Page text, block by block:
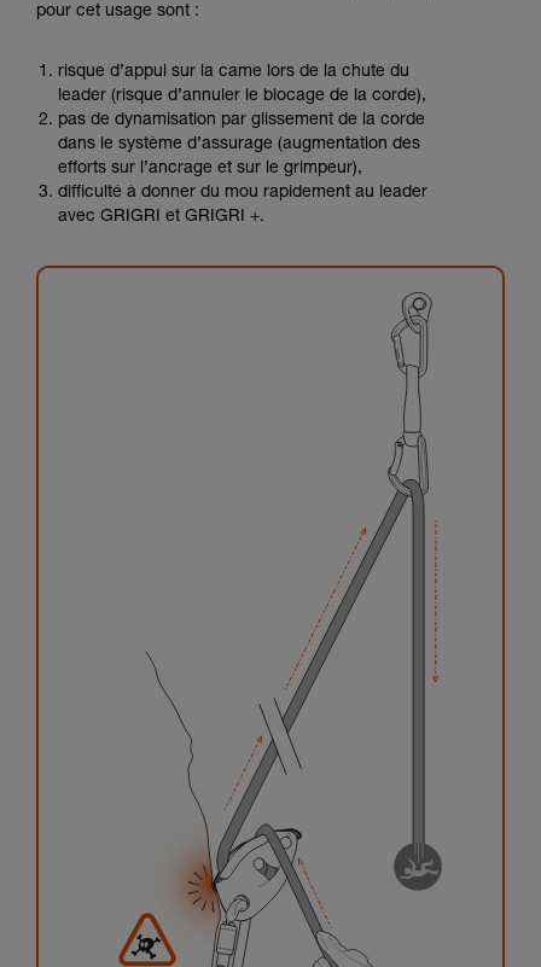
pour cet usage sont :
risque d’appui sur la came lors de la chute du
leader (risque d’annuler le blocage de la corde),
pas de dynamisation par glissement de la corde
dans le système d’assurage (augmentation des
efforts sur l’ancrage et sur le grimpeur),
difficulté à donner du mou rapidement au leader
avec GRIGRI et GRIGRI +.